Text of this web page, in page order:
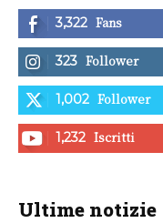
3,322 Fans
323 Follower
1,002 Follower
1,232 Iscritti
Ultime notizie